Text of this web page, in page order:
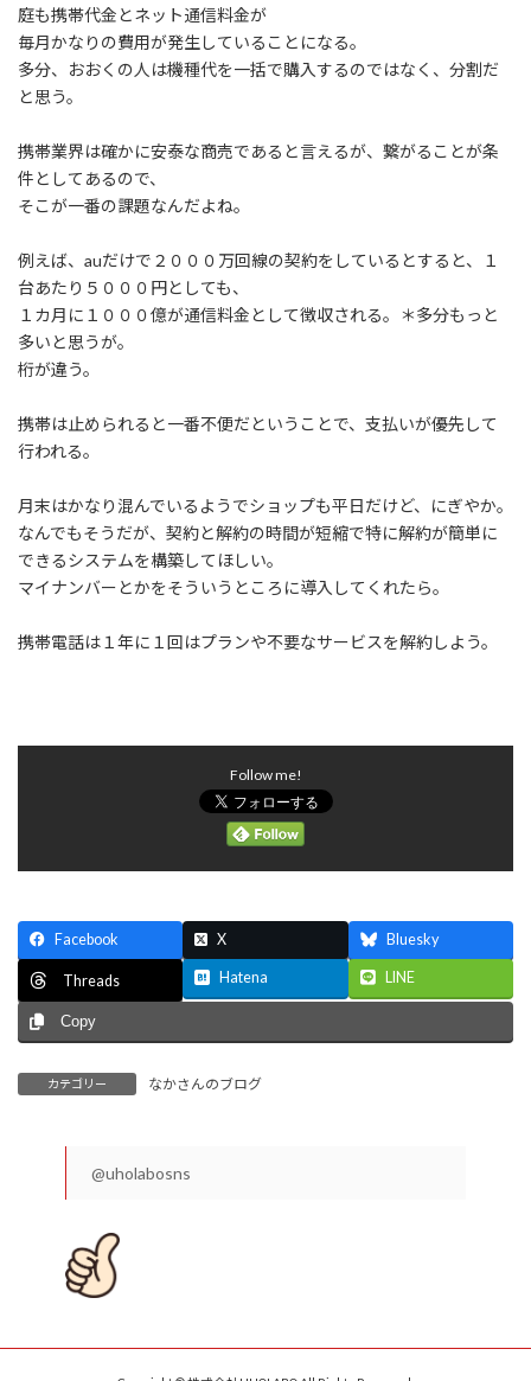
庭も携帯代金とネット通信料金が
毎月かなりの費用が発生していることになる。
多分、おおくの人は機種代を一括で購入するのではなく、分割だ
と思う。
携帯業界は確かに安泰な商売であると言えるが、繋がることが条
件としてあるので、
そこが一番の課題なんだよね。
例えば、auだけで２０００万回線の契約をしているとすると、１
台あたり５０００円としても、
１カ月に１０００億が通信料金として徴収される。＊多分もっと
多いと思うが。
桁が違う。
携帯は止められると一番不便だということで、支払いが優先して
行われる。
月末はかなり混んでいるようでショップも平日だけど、にぎやか。
なんでもそうだが、契約と解約の時間が短縮で特に解約が簡単に
できるシステムを構築してほしい。
マイナンバーとかをそういうところに導入してくれたら。
携帯電話は１年に１回はプランや不要なサービスを解約しよう。
Follow me!
Facebook X Bluesky
Threads Hatena LINE
Copy
カテゴリー なかさんのブログ
@uholabosns